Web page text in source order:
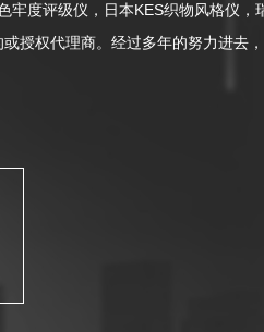
度评级仪，日本KES织物风格仪，
授权代理商。经过多年的努力进去